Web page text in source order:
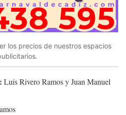
los precios de nuestros espacios
Luis Rivero Ramos y Juan Manuel